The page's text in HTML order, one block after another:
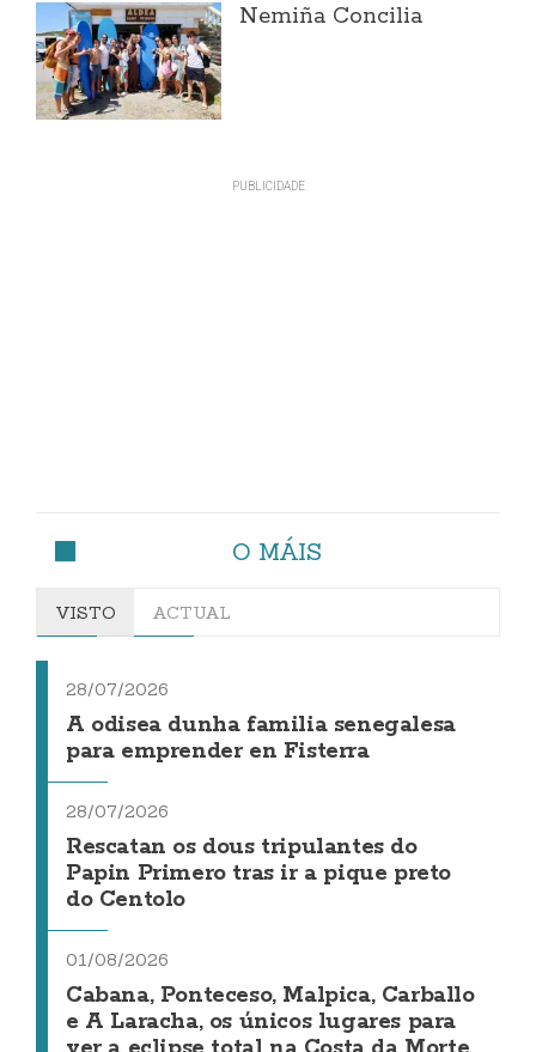
Nemiña Concilia
O MÁIS
VISTO ACTUAL
28/07/2026
A odisea dunha familia senegalesa
para emprender en Fisterra
28/07/2026
Rescatan os dous tripulantes do
Papin Primero tras ir a pique preto
do Centolo
01/08/2026
Cabana, Ponteceso, Malpica, Carballo
e A Laracha, os únicos lugares para